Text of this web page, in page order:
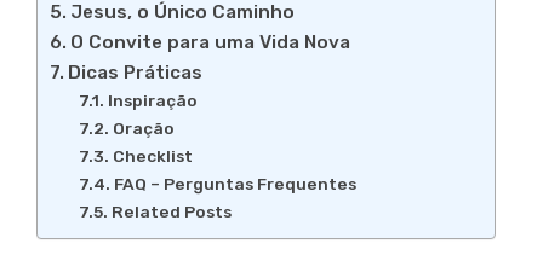
Jesus, o Único Caminho
O Convite para uma Vida Nova
Dicas Práticas
Inspiração
Oração
Checklist
FAQ – Perguntas Frequentes
Related Posts